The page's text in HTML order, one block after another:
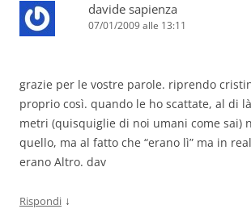
davide sapienza
07/01/2009 alle 13:11
grazie per le vostre parole. riprendo
proprio così. quando le ho scattate, al di
metri (quisquiglie di noi umani come sai)
quello, ma al fatto che “erano lì” ma in
erano Altro. dav
Rispondi ↓